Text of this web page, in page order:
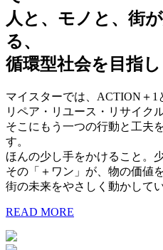
人と、モノと、街
る、
循環型社会を目指し
マイスターでは、ACTION＋1
リペア・リユース・リサイク
そこにもう一つの行動と工夫
す。
ほんの少し手をかけること。
その「＋ワン」が、物の価値
街の未来をやさしく動かして
READ MORE